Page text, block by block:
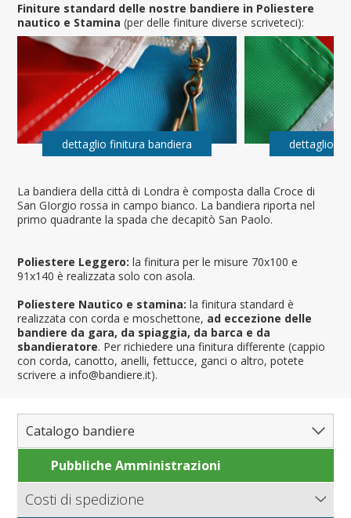
La bandiera della città di Londra è composta dalla Croce di
San GIorgio rossa in campo bianco. La bandiera riporta nel
primo quadrante la spada che decapitò San Paolo.
Poliestere Leggero: la finitura per le misure 70x100 e
91x140 è realizzata solo con asola.
Poliestere Nautico e stamina: la finitura standard è
realizzata con corda e moschettone, ad eccezione delle
bandiere da gara, da spiaggia, da barca e da
sbandieratore. Per richiedere una finitura differente (cappio
con corda, canotto, anelli, fettucce, ganci o altro, potete
scrivere a info@bandiere.it).
Finiture standard delle nostre bandiere in Poliestere
nautico e Stamina(per delle finiture diverse scriveteci):
dettaglio finitura bandiera dettaglio
Catalogo bandiere
Bandiere del Mondo
Nord America
Regioni e Stati
Pubbliche Amministrazioni
Costi di spedizione